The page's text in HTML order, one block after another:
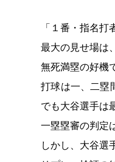
「１番・指名
最大の見せ場は
無死満塁の好機
打球は一、二塁
でも大谷選手は
一塁塁審の判定
しかし、大谷選